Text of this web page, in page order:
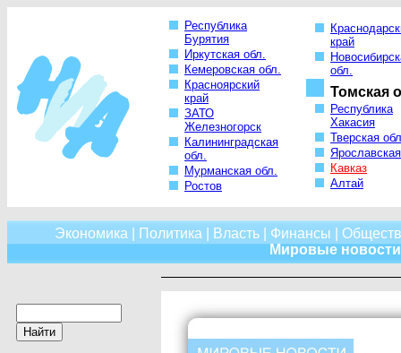
Республика
Бурятия
Иркутская обл.
Кемеровская обл.
Красноярский
край
ЗАТО
Железногорск
Калининградская
обл.
Мурманская обл.
Ростов
край
обл.
Томская
Республика
Хакасия
Тверская
Кавказ
Алтай
Экономика Политика Власть| Финансы
Мировые новости